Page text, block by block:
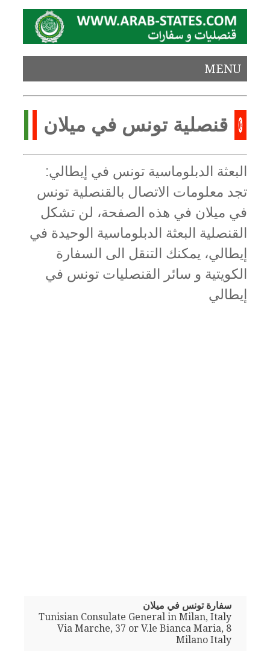
MENU
قنصلية تونس في ميلان
البعثة الدبلوماسية تونس في إيطالي:
تجد معلومات الاتصال بالقنصلية تونس
في ميلان في هذه الصفحة، لن تشكل
القنصلية البعثة الدبلوماسية الوحيدة في
إيطالي، يمكنك التنقل الى السفارة
الكويتية و سائر القنصليات تونس في
إيطالي
سفارة تونس في ميلان
Tunisian Consulate General in Milan, Italy
Via Marche, 37 or V.le Bianca Maria, 8
Milano Italy